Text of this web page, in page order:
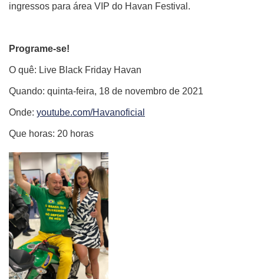
ingressos para área VIP do Havan Festival.
Programe-se!
O quê: Live Black Friday Havan
Quando: quinta-feira, 18 de novembro de 2021
Onde: youtube.com/Havanoficial
Que horas: 20 horas